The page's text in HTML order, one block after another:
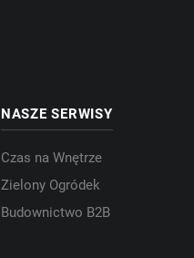
NASZE SERWISY
Czas na Wnętrze
Zielony Ogródek
Budownictwo B2B